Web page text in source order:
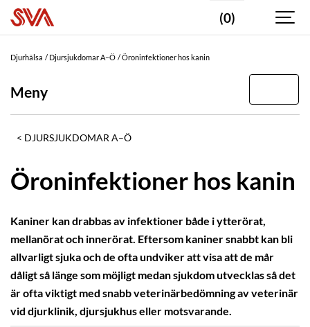
(0)
Djurhälsa Djursjukdomar A–Ö Öroninfektioner hos kanin
Meny
DJURSJUKDOMAR A–Ö
Öroninfektioner hos kanin
Kaniner kan drabbas av infektioner både i ytterörat,
mellanörat och innerörat. Eftersom kaniner snabbt kan bli
allvarligt sjuka och de ofta undviker att visa att de mår
dåligt så länge som möjligt medan sjukdom utvecklas så det
är ofta viktigt med snabb veterinärbedömning av veterinär
vid djurklinik, djursjukhus eller motsvarande.